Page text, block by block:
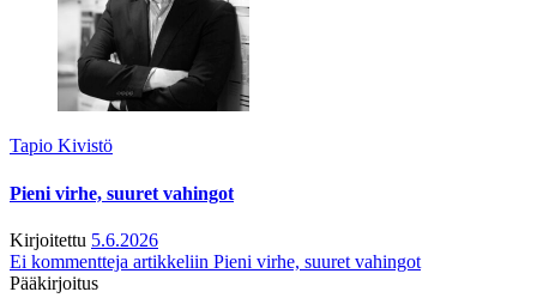
Tapio Kivistö
Pieni virhe, suuret vahingot
Kirjoitettu 5.6.2026
Ei kommentteja artikkeliin Pieni virhe, suuret vahingot
Pääkirjoitus